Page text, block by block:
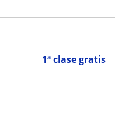
1ª clase gratis